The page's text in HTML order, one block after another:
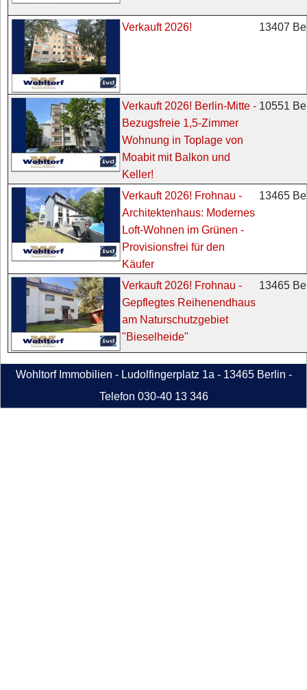
Verkauft 2026! 13407
Verkauft 2026! Berlin-Mitte -
Bezugsfreie 1,5-Zimmer
Wohnung in Toplage von
Moabit mit Balkon und
Keller!
10551
Verkauft 2026! Frohnau -
Architektenhaus: Modernes
Loft-Wohnen im Grünen -
Provisionsfrei für den
Käufer
13465
Verkauft 2026! Frohnau -
Gepflegtes Reihenendhaus
am Naturschutzgebiet
"Bieselheide"
13465
Wohltorf Immobilien - Ludolfingerplatz 1a - 13465 Berlin -
Telefon 030-40 13 346